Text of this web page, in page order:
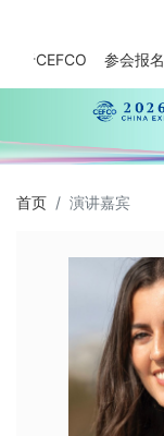
关于CEFCO 参会报名
首页 演讲嘉宾